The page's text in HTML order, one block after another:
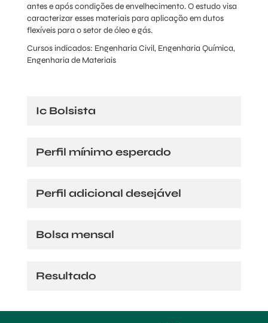
antes e após condições de envelhecimento. O estudo visa
caracterizar esses materiais para aplicação em dutos
flexíveis para o setor de óleo e gás.
Cursos indicados: Engenharia Civil, Engenharia Química,
Engenharia de Materiais
Ic Bolsista
Perfil mínimo esperado
Perfil adicional desejável
Bolsa mensal
Resultado